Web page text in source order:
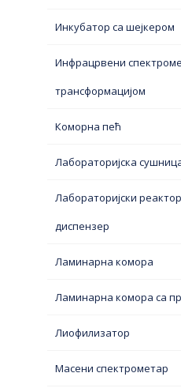
Инкубатор са шејкером
Инфрацрвени
трансформацијом
Коморна пећ
Лабораторијска
Лабораторијски
диспензер
Ламинарна комора
Ламинарна комора са
Лиофилизатор
Масени спектрометар